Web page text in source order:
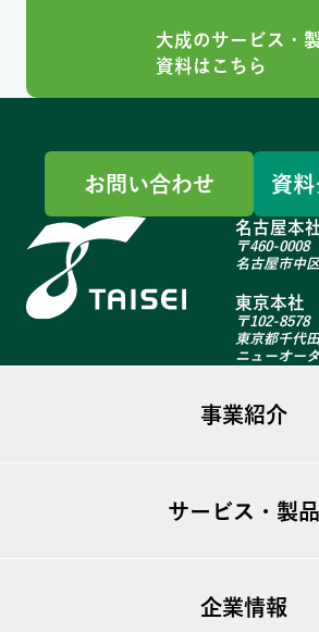
大成のサービス・
資料はこちら
お問い合わせ 資料
名古屋本
〒460-0008
名古屋市中
東京本社
〒102-8578
東京都千代
ニューオー
事業紹介
不動産事業
海外事業
サービス・製品
T-GARDEN
企業情報